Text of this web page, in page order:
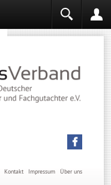
Über uns
Impressum
Kontakt